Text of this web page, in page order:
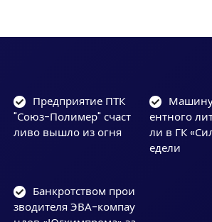
Предприятие ПТК
"Союз-Полимер" счаст
ливо вышло из огня
ентного
ли в ГК
едели
Банкротством прои
зводителя ЭВА-компау